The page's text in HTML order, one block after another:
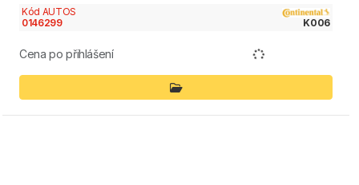
Kód AUTOS
0146299
K006
Cena po přihlášení